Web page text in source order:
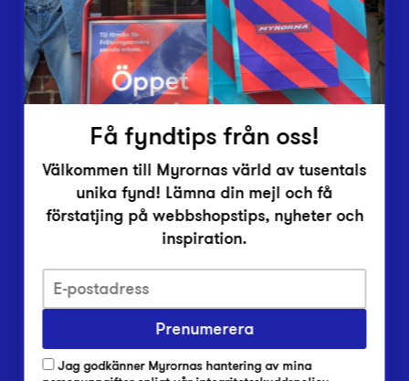
Inlämningsplatser
Om Myrorna
Lediga jobb
Pressrum
Integritetsskyddspolicy
Har du frågor om onlineköp, leverans eller retur?
Har du frågor om vår verksamhet?
Få fyndtips från oss!
Välkommen till Myrornas värld av tusentals
unika fynd! Lämna din mejl och få
förstatjing på webbshopstips, nyheter och
inspiration.
Prenumerera
Jag godkänner Myrornas hantering av mina